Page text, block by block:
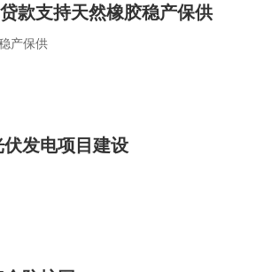
款支持天然橡胶稳产保供
产保供
发电项目建设